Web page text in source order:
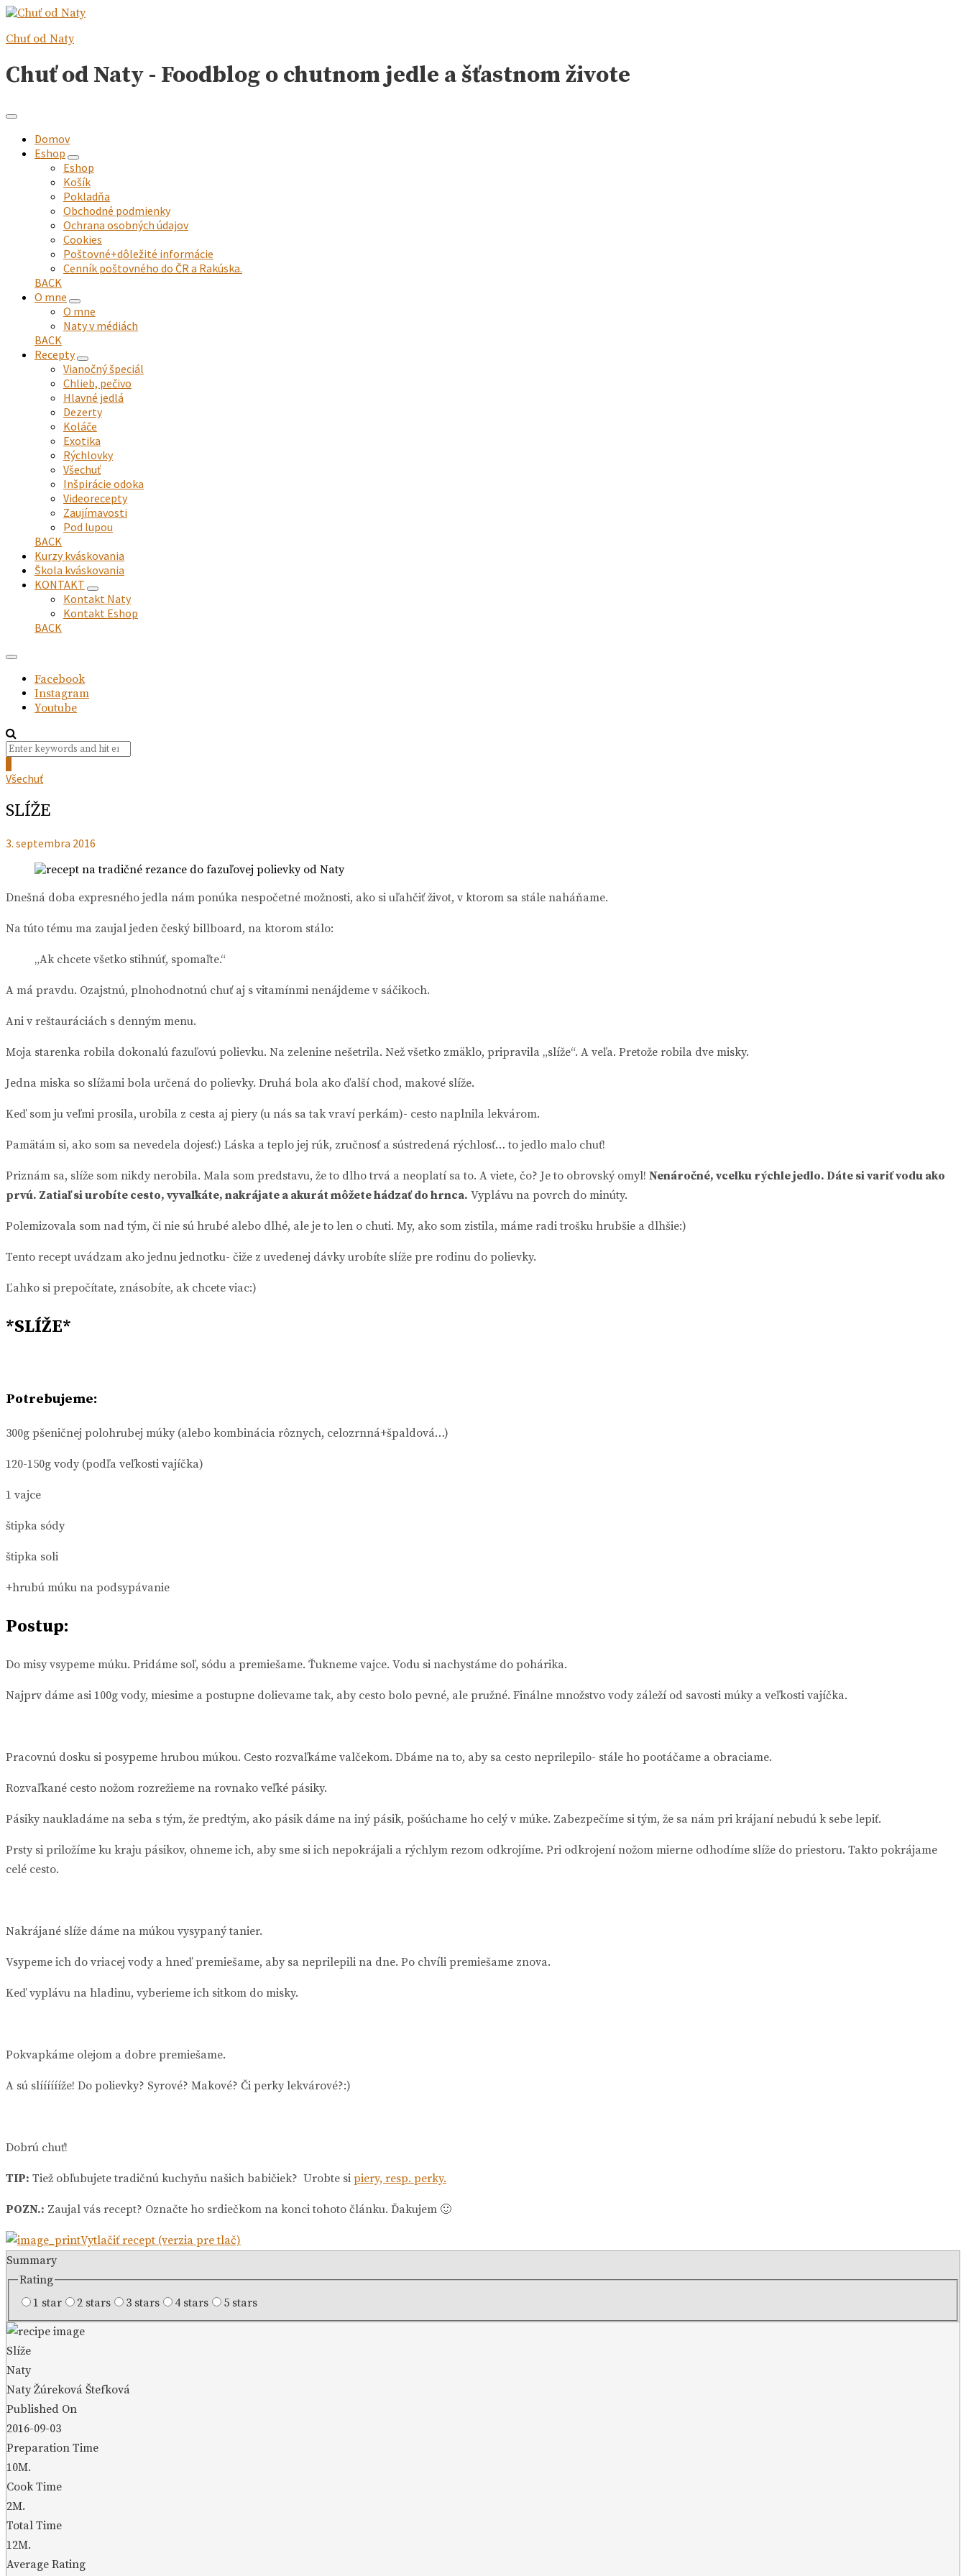
Chuť od Naty
Chuť od Naty - Foodblog o chutnom jedle a šťastnom živote
Domov
Eshop
expand
child
menu
Eshop
Košík
Pokladňa
Obchodné podmienky
Ochrana osobných údajov
Cookies
Poštovné+dôležité informácie
Cenník poštovného do ČR a Rakúska.
BACK
O mne
expand
child
menu
O mne
Naty v médiách
BACK
Recepty
expand
child
menu
Vianočný špeciál
Chlieb, pečivo
Hlavné jedlá
Dezerty
Koláče
Exotika
Rýchlovky
Všechuť
Inšpirácie odoka
Videorecepty
Zaujímavosti
Pod lupou
BACK
Kurzy kváskovania
Škola kváskovania
KONTAKT
expand
child
menu
Kontakt Naty
Kontakt Eshop
BACK
Facebook
Instagram
Youtube
Search
for:
Všechuť
SLÍŽE
3. septembra 2016
Dnešná doba expresného jedla nám ponúka nespočetné možnosti, ako si uľahčiť život, v ktorom sa stále naháňame.
Na túto tému ma zaujal jeden český billboard, na ktorom stálo:
„Ak chcete všetko stihnúť, spomaľte.“
A má pravdu. Ozajstnú, plnohodnotnú chuť aj s vitamínmi nenájdeme v sáčikoch.
Ani v reštauráciách s denným menu.
Moja starenka robila dokonalú fazuľovú polievku. Na zelenine nešetrila. Než všetko zmäklo, pripravila „slíže“. A veľa. Pretože robila dve misky.
Jedna miska so slížami bola určená do polievky. Druhá bola ako ďalší chod, makové slíže.
Keď som ju veľmi prosila, urobila z cesta aj piery (u nás sa tak vraví perkám)- cesto naplnila lekvárom.
Pamätám si, ako som sa nevedela dojesť:) Láska a teplo jej rúk, zručnosť a sústredená rýchlosť… to jedlo malo chuť!
Priznám sa, slíže som nikdy nerobila. Mala som predstavu, že to dlho trvá a neoplatí sa to. A viete, čo? Je to obrovský omyl! Nenáročné, vcelku rýchle jedlo. Dáte si variť vodu ako
prvú. Zatiaľ si urobíte cesto, vyvaľkáte, nakrájate a akurát môžete hádzať do hrnca. Vyplávu na povrch do minúty.
Polemizovala som nad tým, či nie sú hrubé alebo dlhé, ale je to len o chuti. My, ako som zistila, máme radi trošku hrubšie a dlhšie:)
Tento recept uvádzam ako jednu jednotku- čiže z uvedenej dávky urobíte slíže pre rodinu do polievky.
Ľahko si prepočítate, znásobíte, ak chcete viac:)
*SLÍŽE*
Potrebujeme:
300g pšeničnej polohrubej múky (alebo kombinácia rôznych, celozrnná+špaldová…)
120-150g vody (podľa veľkosti vajíčka)
1 vajce
štipka sódy
štipka soli
+hrubú múku na podsypávanie
Postup:
Do misy vsypeme múku. Pridáme soľ, sódu a premiešame. Ťukneme vajce. Vodu si nachystáme do pohárika.
Najprv dáme asi 100g vody, miesime a postupne dolievame tak, aby cesto bolo pevné, ale pružné. Finálne množstvo vody záleží od savosti múky a veľkosti vajíčka.
Pracovnú dosku si posypeme hrubou múkou. Cesto rozvaľkáme valčekom. Dbáme na to, aby sa cesto neprilepilo- stále ho pootáčame a obraciame.
Rozvaľkané cesto nožom rozrežieme na rovnako veľké pásiky.
Pásiky naukladáme na seba s tým, že predtým, ako pásik dáme na iný pásik, pošúchame ho celý v múke. Zabezpečíme si tým, že sa nám pri krájaní nebudú k sebe lepiť.
Prsty si priložíme ku kraju pásikov, ohneme ich, aby sme si ich nepokrájali a rýchlym rezom odkrojíme. Pri odkrojení nožom mierne odhodíme slíže do priestoru. Takto pokrájame
celé cesto.
Nakrájané slíže dáme na múkou vysypaný tanier.
Vsypeme ich do vriacej vody a hneď premiešame, aby sa neprilepili na dne. Po chvíli premiešame znova.
Keď vyplávu na hladinu, vyberieme ich sitkom do misky.
Pokvapkáme olejom a dobre premiešame.
A sú slííííííže! Do polievky? Syrové? Makové? Či perky lekvárové?:)
Dobrú chuť!
TIP: Tiež obľubujete tradičnú kuchyňu našich babičiek? Urobte si piery, resp. perky.
POZN.: Zaujal vás recept? Označte ho srdiečkom na konci tohoto článku. Ďakujem 🙂
Vytlačiť recept (verzia pre tlač)
Summary
Rating
1 star
2 stars 3 stars 4 stars 5 stars
Slíže
Naty
Naty Žúreková Štefková
Published On
2016-09-03
Preparation Time
10M.
Cook Time
2M.
Total Time
12M.
Average Rating